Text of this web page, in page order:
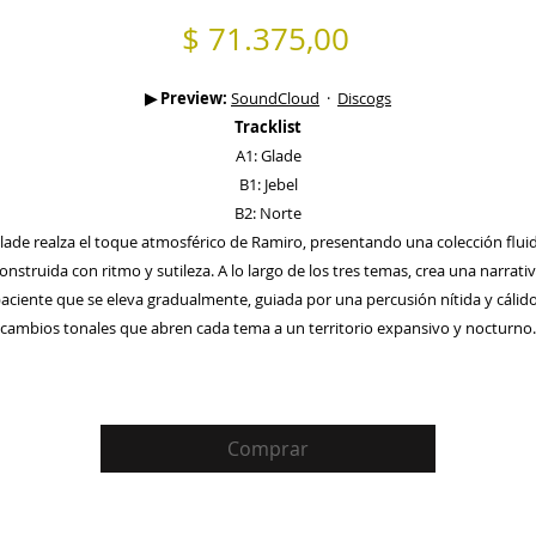
$ 71.375,00Precio
▶ Preview: SoundCloud · Discogs
Tracklist
A1: Glade
B1: Jebel
B2: Norte
realza el toque atmosférico de Ramiro, presentando una colección
con ritmo y sutileza. A lo largo de los tres temas, crea una
que se eleva gradualmente, guiada por una percusión nítida y
cambios tonales que abren cada tema a un territorio expansivo y nocturno.
Comprar